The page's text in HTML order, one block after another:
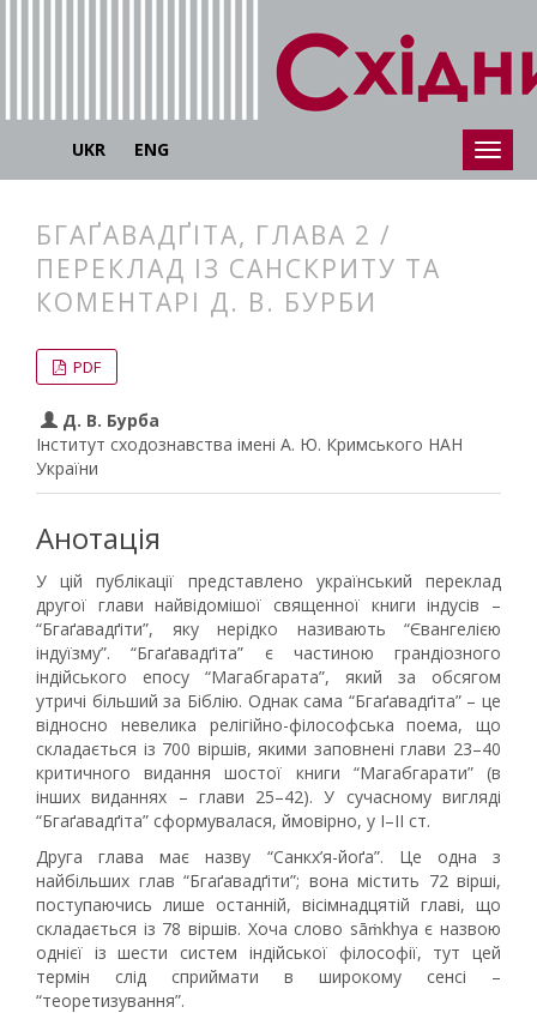
UKR ENG
БГАҐАВАДҐІТА, ГЛАВА 2 /
ПЕРЕКЛАД ІЗ САНСКРИТУ ТА
КОМЕНТАРІ Д. В. БУРБИ
PDF
Д. В. Бурба
Інститут сходознавства імені А. Ю. Кримського НАН
України
Анотація
У цій публікації представлено український переклад
другої глави найвідомішої священної книги індусів –
“Бгаґавадґіти”, яку нерідко називають “Євангелією
індуїзму”. “Бгаґавадґіта” є частиною грандіозного
індійського епосу “Магабгарата”, який за обсягом
утричі більший за Біблію. Однак сама “Бгаґавадґіта” – це
відносно невелика релігійно-філософська поема, що
складається із 700 віршів, якими заповнені глави 23–40
критичного видання шостої книги “Магабгарати” (в
інших виданнях – глави 25–42). У сучасному вигляді
“Бгаґавадґіта” сформувалася, ймовірно, у I–II ст.
Друга глава має назву “Санкх’я-йоґа”. Це одна з
найбільших глав “Бгаґавадґіти”; вона містить 72 вірші,
поступаючись лише останній, вісімнадцятій главі, що
складається із 78 віршів. Хоча слово sāṁkhya є назвою
однієї із шести систем індійської філософії, тут цей
термін слід сприймати в широкому сенсі –
“теоретизування”.